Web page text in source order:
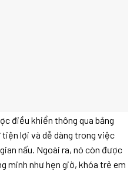
điều khiển thông qua bảng
lợi và dễ dàng trong việc
nấu. Ngoài ra, nó còn được
minh như hẹn giờ, khóa trẻ em